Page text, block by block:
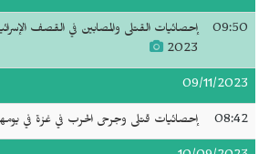
09:50
إحصائيات القتلى والمصابين في القصف
2023
09/11/2023
08:42 إحصائيات قتلى وجرحى الحرب في غزة في يومها